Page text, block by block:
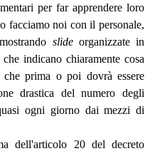
per far apprendere loro
facciamo noi con il personale,
slideorganizzate in
indicano chiaramente cosa
prima o poi dovrà essere
drastica del numero degli
ogni giorno dai mezzi di
dell'articolo 20 del decreto